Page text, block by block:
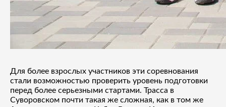
Для более взрослых участников эти соревнования
стали возможностью проверить уровень подготовки
перед более серьезными стартами. Трасса в
Суворовском почти такая же сложная, как в том же